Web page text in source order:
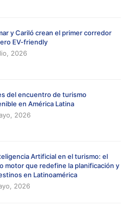
y Cariló crean el primer corredor
EV-friendly
2026
del encuentro de turismo
en América Latina
2026
Artificial en el turismo: el
motor que redefine la planificación y
en Latinoamérica
2026